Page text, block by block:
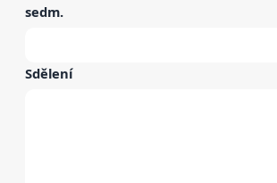
sedm.
Sdělení